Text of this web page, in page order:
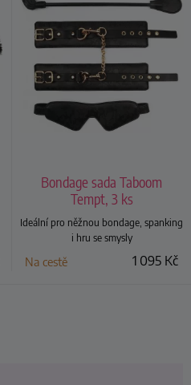
Bondage sada Taboom
Tempt, 3 ks
Ideální pro něžnou bondage, spanking
i hru se smysly
1 095 Kč
Na cestě